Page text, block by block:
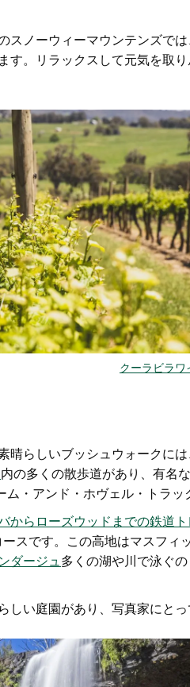
スノーウィーマウンテンズで
す。リラックスして元気を取
クーラビラワ
晴らしいブッシュウォークには
内の多くの散歩道があり、有名
・アンド・ホヴェル・トラッ
からローズウッドまでの鉄道
スです。この高地はマスフィ
ダージュ多くの湖や川で泳ぐの
しい庭園があり、写真家にと